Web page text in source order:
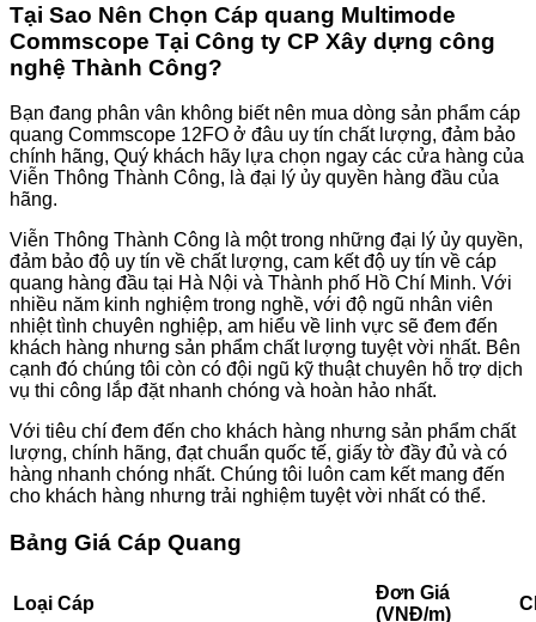
Tại Sao Nên Chọn Cáp quang Multimode
Commscope Tại Công ty CP Xây dựng công
nghệ Thành Công?
Bạn đang phân vân không biết nên mua dòng sản phẩm cáp
quang Commscope 12FO ở đâu uy tín chất lượng, đảm bảo
chính hãng, Quý khách hãy lựa chọn ngay các cửa hàng của
Viễn Thông Thành Công, là đại lý ủy quyền hàng đầu của
hãng.
Viễn Thông Thành Công là một trong những đại lý ủy quyền,
đảm bảo độ uy tín về chất lượng, cam kết độ uy tín về cáp
quang hàng đầu tại Hà Nội và Thành phố Hồ Chí Minh. Với
nhiều năm kinh nghiệm trong nghề, với độ ngũ nhân viên
nhiệt tình chuyên nghiệp, am hiểu về linh vực sẽ đem đến
khách hàng nhưng sản phẩm chất lượng tuyệt vời nhất. Bên
cạnh đó chúng tôi còn có đội ngũ kỹ thuật chuyên hỗ trợ dịch
vụ thi công lắp đặt nhanh chóng và hoàn hảo nhất.
Với tiêu chí đem đến cho khách hàng nhưng sản phẩm chất
lượng, chính hãng, đạt chuẩn quốc tế, giấy tờ đầy đủ và có
hàng nhanh chóng nhất. Chúng tôi luôn cam kết mang đến
cho khách hàng nhưng trải nghiệm tuyệt vời nhất có thể.
Bảng Giá Cáp Quang
Loại Cáp
Đơn Giá
(VNĐ/m)